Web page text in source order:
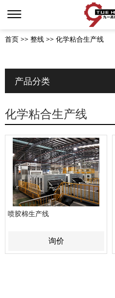
首页 >> 整线 >> 化学粘合生产线
产品分类
化学粘合生产线
喷胶棉生产线
询价